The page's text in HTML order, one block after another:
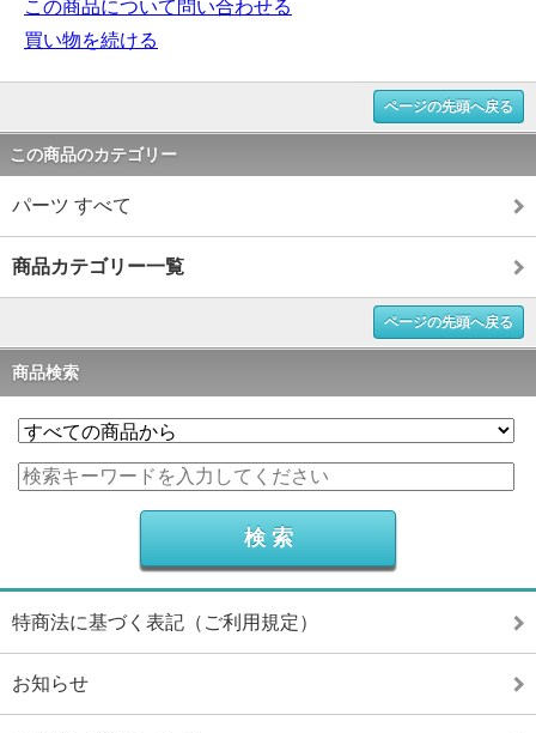
この商品について問い合わせる
買い物を続ける
ページの先頭へ戻る
この商品のカテゴリー
パーツ すべて
商品カテゴリー一覧
ページの先頭へ戻る
商品検索
特商法に基づく表記（ご利用規定）
お知らせ